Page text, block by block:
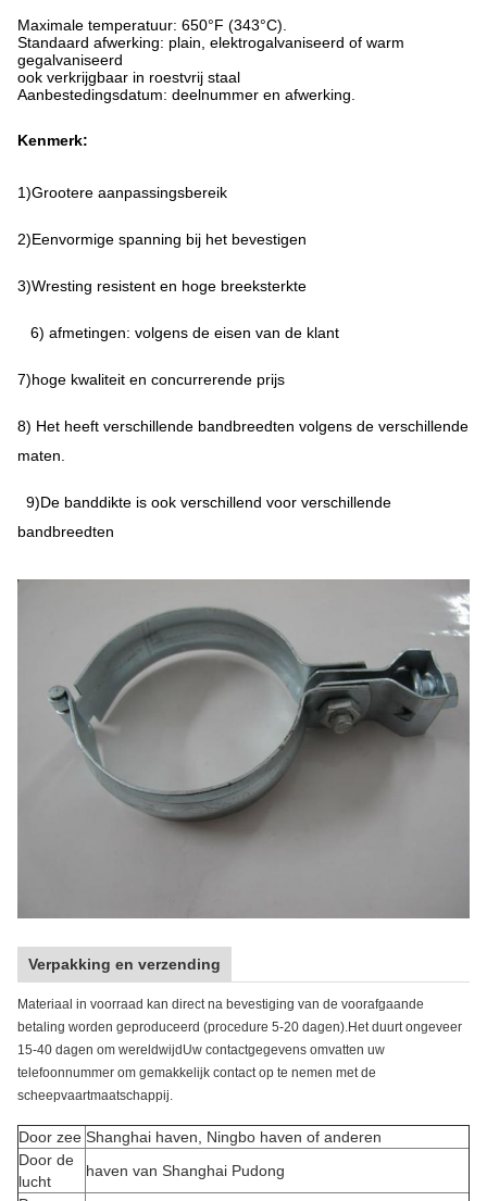
Maximale temperatuur: 650°F (343°C).
Standaard afwerking: plain, elektrogalvaniseerd of warm
gegalvaniseerd
ook verkrijgbaar in roestvrij staal
Aanbestedingsdatum: deelnummer en afwerking.
Kenmerk:
1)Grootere aanpassingsbereik
2)Eenvormige spanning bij het bevestigen
3)Wresting resistent en hoge breeksterkte
6) afmetingen: volgens de eisen van de klant
7)hoge kwaliteit en concurrerende prijs
8) Het heeft verschillende bandbreedten volgens de verschillende
maten.
9)De banddikte is ook verschillend voor verschillende
bandbreedten
Verpakking en verzending
Materiaal in voorraad kan direct na bevestiging van de voorafgaande
betaling worden geproduceerd (procedure 5-20 dagen).Het duurt ongeveer
15-40 dagen om wereldwijdUw contactgegevens omvatten uw
telefoonnummer om gemakkelijk contact op te nemen met de
scheepvaartmaatschappij.
Door zee Shanghai haven, Ningbo haven of anderen
Door de
lucht
haven van Shanghai Pudong